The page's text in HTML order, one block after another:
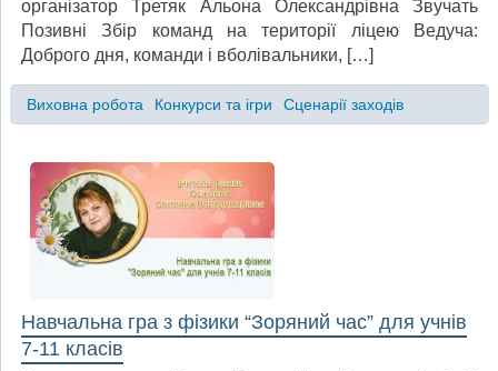
організатор Третяк Альона Олександрівна Звучать
Позивні Збір команд на території ліцею Ведуча:
Доброго дня, команди і вболівальники, […]
Виховна робота Конкурси та ігри Сценарії заходів
Навчальна гра з фізики “Зоряний час” для учнів
7-11 класів